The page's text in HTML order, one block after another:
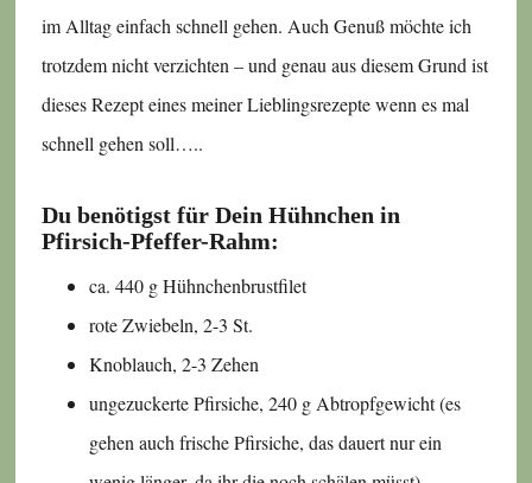
im Alltag einfach schnell gehen. Auch Genuß möchte ich
trotzdem nicht verzichten – und genau aus diesem Grund ist
dieses Rezept eines meiner Lieblingsrezepte wenn es mal
schnell gehen soll…..
Du benötigst für Dein Hühnchen in
Pfirsich-Pfeffer-Rahm:
ca. 440 g Hühnchenbrustfilet
rote Zwiebeln, 2-3 St.
Knoblauch, 2-3 Zehen
ungezuckerte Pfirsiche, 240 g Abtropfgewicht (es
gehen auch frische Pfirsiche, das dauert nur ein